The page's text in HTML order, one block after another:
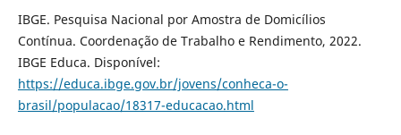
IBGE. Pesquisa Nacional por Amostra de Domicílios
Contínua. Coordenação de Trabalho e Rendimento, 2022.
IBGE Educa. Disponível:
https://educa.ibge.gov.br/jovens/conheca-o-
brasil/populacao/18317-educacao.html